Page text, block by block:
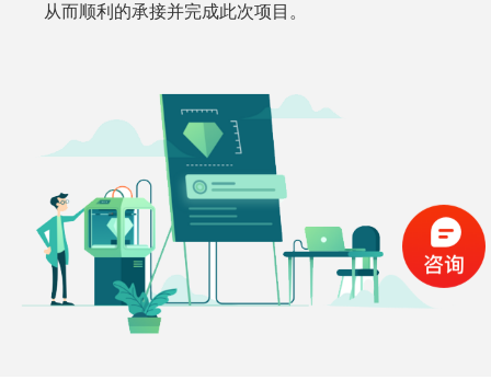
从而顺利的承接并完成此次项目。